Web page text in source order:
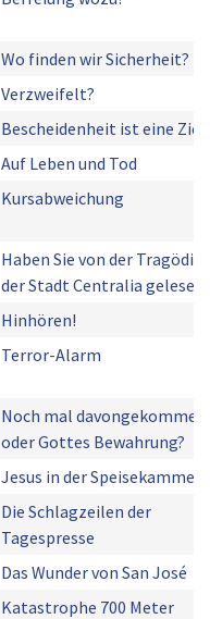
Wo finden wir Sicherheit?
Verzweifelt?
Bescheidenheit ist eine Zier
Auf Leben und Tod
Kursabweichung
Haben Sie von der Tragödie
der Stadt Centralia
Hinhören!
Terror-Alarm
Noch mal davongekommen
oder Gottes Bewahrung?
Jesus in der Speisekammer
Die Schlagzeilen der
Tagespresse
Das Wunder von San José
Katastrophe 700 Meter